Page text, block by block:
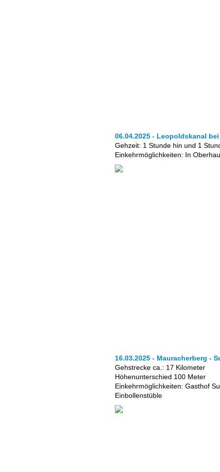
06.04.2025 - Leopoldskanal
Gehzeit: 1 Stunde hin und 1
Einkehrmöglichkeiten: In
16.03.2025 - Mauracherberg -
Gehstrecke ca.: 17 Kilometer
Höhenunterschied 100 Meter
Einkehrmöglichkeiten: Gasthof
Einbollenstüble